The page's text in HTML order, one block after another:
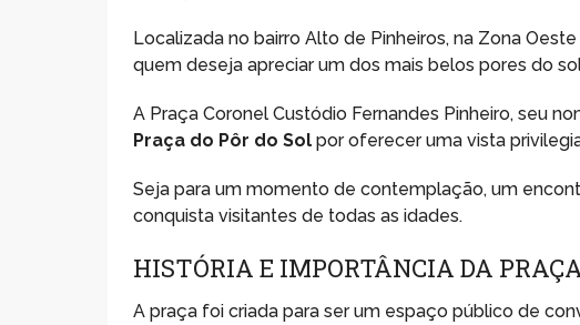
Localizada no bairro Alto de Pinheiros, na Zona
quem deseja apreciar um dos mais belos pores do
A Praça Coronel Custódio Fernandes Pinheiro, seu
Praça do Pôr do Sol por oferecer uma vista
Seja para um momento de contemplação, um
conquista visitantes de todas as idades.
HISTÓRIA E IMPORTÂNCIA DA PRAÇA
A praça foi criada para ser um espaço público de